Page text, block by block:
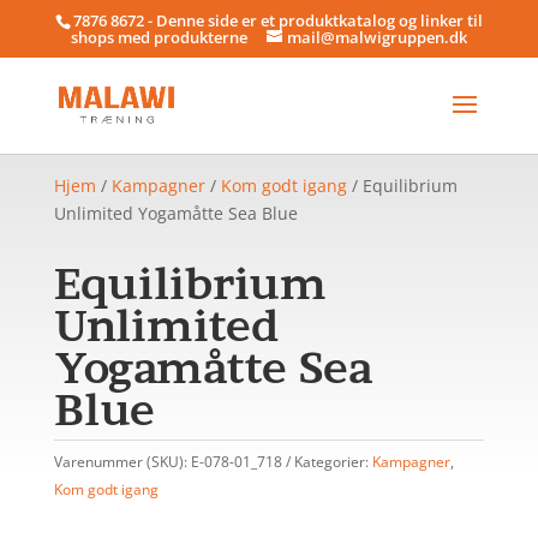
7876 8672 - Denne side er et produktkatalog og linker til
shops med produkterne mail@malwigruppen.dk
Hjem / Kampagner/ Kom godt igang/ Equilibrium
Unlimited Yogamåtte Sea Blue
Equilibrium
Unlimited
Yogamåtte Sea
Blue
Varenummer (SKU): E-078-01_718 Kategorier: Kampagner,
Kom godt igang